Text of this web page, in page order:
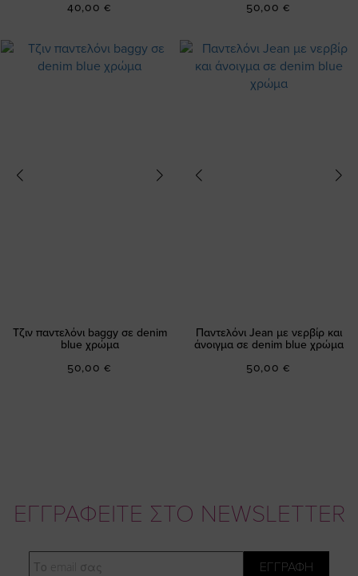
40,00 €
50,00 €
Τζιν παντελόνι baggy σε denim
blue χρώμα
50,00 €
Παντελόνι Jean με νερβίρ και
άνοιγμα σε denim blue χρώμα
50,00 €
ΕΓΓΡΑΦΕΙΤΕ ΣΤΟ NEWSLETTER
Email
ΕΓΓΡΑΦΗ